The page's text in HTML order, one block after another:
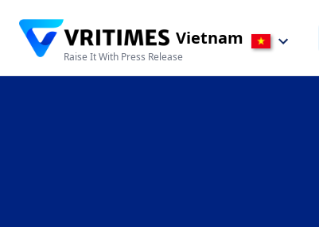
Vietnam
Raise It With Press Release